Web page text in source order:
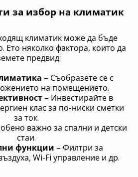
за избор на климатик
климатик може да бъде
Ето няколко фактора, които да
предвид:
– Съобразете се с
на помещението.
– Инвестирайте в
клас за по-ниски сметки
за ток.
важно за спални и детски
стаи.
функции – Филтри за
Wi-Fi управление и др.